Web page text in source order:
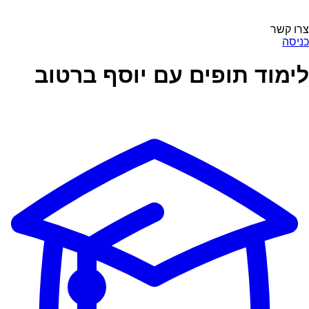
צרו קשר
כניסה
לימוד תופים עם יוסף ברטוב